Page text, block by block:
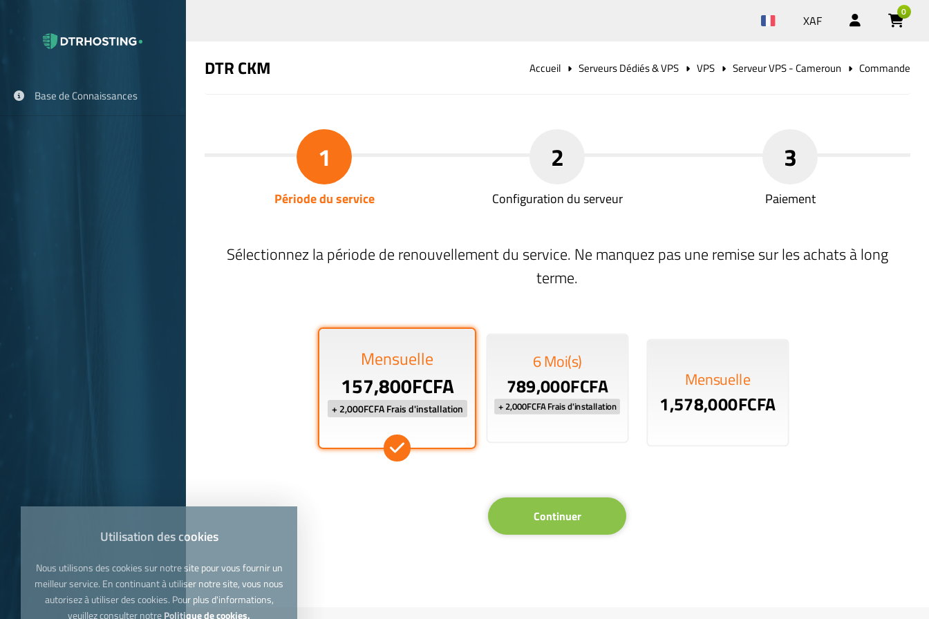
XAF
0
DTR CKM Accueil Serveurs Dédiés & VPS VPS Serveur VPS - Cameroun Commande
1
Période du service
2
Configuration du serveur
3
Paiement
Sélectionnez la période de renouvellement du service. Ne manquez pas une remise sur les achats à long
terme.
Mensuelle
157,800FCFA
+ 2,000FCFA Frais d'installation
6 Moi(s)
789,000FCFA
+ 2,000FCFA Frais d'installation
Mensuelle
1,578,000FCFA
Continuer
Base de Connaissances
Utilisation des cookies
Nous utilisons des cookies sur notre site pour vous fournir un
meilleur service. En continuant à utiliser notre site, vous nous
autorisez à utiliser des cookies. Pour plus d'informations,
veuillez consulter notrePolitique de cookies.